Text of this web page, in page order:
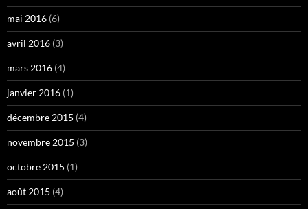
mai 2016 (6)
avril 2016 (3)
mars 2016 (4)
janvier 2016 (1)
décembre 2015 (4)
novembre 2015 (3)
octobre 2015 (1)
août 2015 (4)